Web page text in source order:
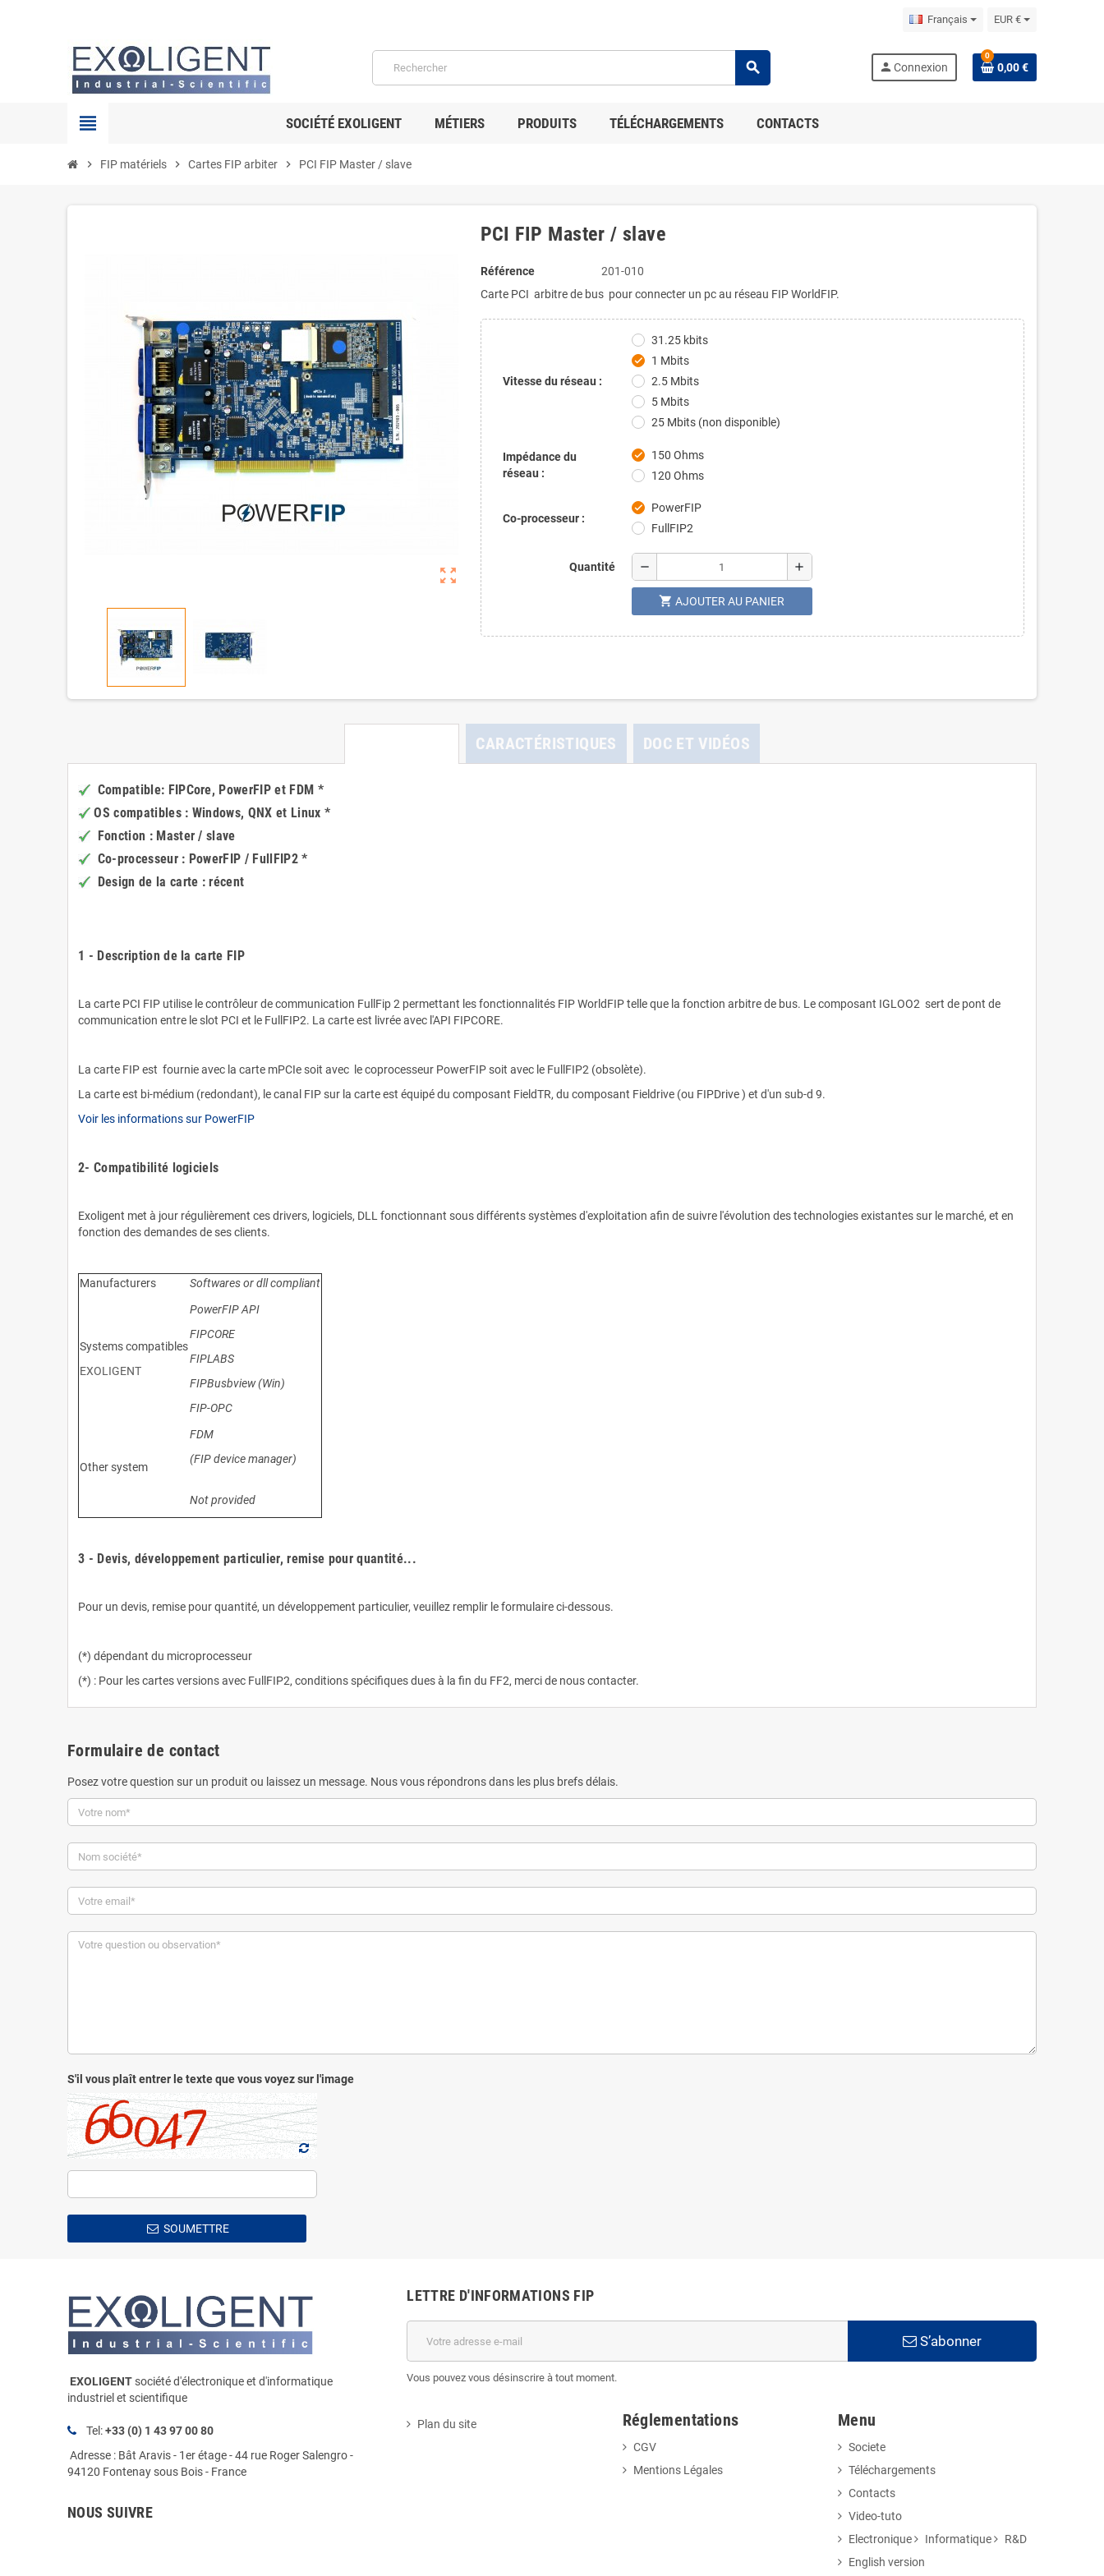
Français EUR €
search person Connexion
0
0,00 €
view_headline SOCIÉTÉ EXOLIGENT MÉTIERS PRODUITS TÉLÉCHARGEMENTS CONTACTS
chevron_right FIP matériels chevron_right Cartes FIP arbiter chevron_right PCI FIP Master / slave
zoom_out_map
PCI FIP Master / slave
Référence
201-010
Carte PCI arbitre de bus pour connecter un pc au réseau FIP WorldFIP.
Vitesse du réseau :
31.25 kbits
check
1 Mbits
2.5 Mbits
5 Mbits
25 Mbits (non disponible)
Impédance du
réseau :
check
150 Ohms
120 Ohms
Co-processeur :
check
PowerFIP
FullFIP2
Quantité remove add
shopping_cart AJOUTER AU PANIER
CARACTÉRISTIQUES DOC ET VIDÉOS
Compatible: FIPCore, PowerFIP et FDM *
OS compatibles : Windows, QNX et Linux *
Fonction : Master / slave
Co-processeur : PowerFIP / FullFIP2 *
Design de la carte : récent
1 - Description de la carte FIP
La carte PCI FIP utilise le contrôleur de communication FullFip 2 permettant les fonctionnalités FIP WorldFIP telle que la fonction arbitre de bus. Le composant IGLOO2 sert de pont de
communication entre le slot PCI et le FullFIP2. La carte est livrée avec l'API FIPCORE.
La carte FIP est fournie avec la carte mPCIe soit avec le coprocesseur PowerFIP soit avec le FullFIP2 (obsolète).
La carte est bi-médium (redondant), le canal FIP sur la carte est équipé du composant FieldTR, du composant Fieldrive (ou FIPDrive ) et d'un sub-d 9.
Voir les informations sur PowerFIP
2- Compatibilité logiciels
Exoligent met à jour régulièrement ces drivers, logiciels, DLL fonctionnant sous différents systèmes d'exploitation afin de suivre l'évolution des technologies existantes sur le marché, et en
fonction des demandes de ses clients.
Manufacturers
Softwares or dll compliant
Systems compatibles
EXOLIGENT
PowerFIP API
FIPCORE
FIPLABS
FIPBusbview (Win)
FIP-OPC
Other system
FDM
(FIP device manager)
Not provided
3 - Devis, développement particulier, remise pour quantité...
Pour un devis, remise pour quantité, un développement particulier, veuillez remplir le formulaire ci-dessous.
(*) dépendant du microprocesseur
(*) : Pour les cartes versions avec FullFIP2, conditions spécifiques dues à la fin du FF2, merci de nous contacter.
Formulaire de contact
Posez votre question sur un produit ou laissez un message. Nous vous répondrons dans les plus brefs délais.
S'il vous plaît entrer le texte que vous voyez sur l'image
SOUMETTRE
EXOLIGENT société d'électronique et d'informatique
industriel et scientifique
Tel:+33 (0) 1 43 97 00 80
Adresse : Bât Aravis - 1er étage - 44 rue Roger Salengro -
94120 Fontenay sous Bois - France
NOUS SUIVRE
LETTRE D'INFORMATIONS FIP
S’abonner
Vous pouvez vous désinscrire à tout moment.
Plan du site Réglementations
CGV
Mentions Légales
Menu
Societe
Téléchargements
Contacts
Video-tuto
Electronique
Informatique
R&D
English version